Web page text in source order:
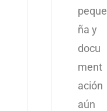
peque
ña y
docu
ment
ación
aún